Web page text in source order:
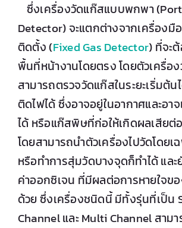
ซึ่งเครื่องวัดแก๊สแบบพกพา
Detector) จะแตกต่างจากเครื่อง
ติดตั้ง (Fixed Gas Detector) ที่จะ
พื้นที่หน้างานโดยตรง โดยตัวเครื่อ
สามารถตรวจวัดแก๊สในระยะเริ่มต้น
ติดไฟได้ ซึ่งอาจอยู่ในอากาศและอา
ได้ หรือแก๊สพิษที่ก่อให้เกิดผลเสียต่
โดยสามารถนำตัวเครื่องไปวัดโดยเฉ
หรือทำการสุ่มวัดบางจุดก็ทำได้ แล
ค่าออกซิเจน ที่มีผลต่อการหายใจข
ด้วย ซึ่งเครื่องชนิดนี้ มีทั้งรุ่นที่เป็น
Channel และ Multi Channel สาม